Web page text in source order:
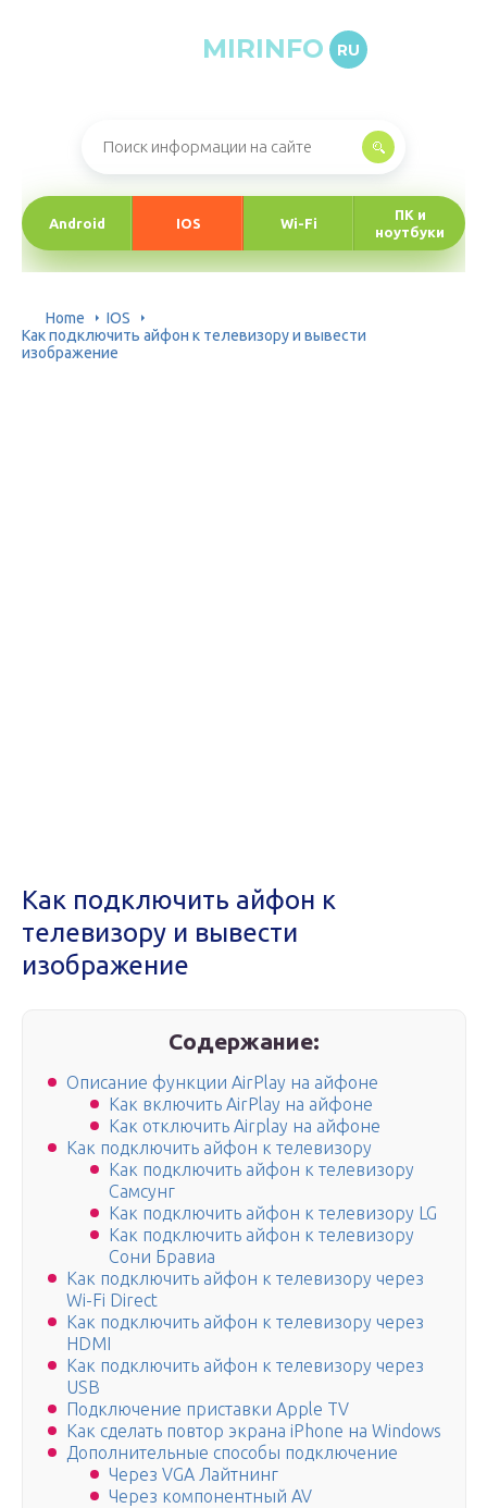
MIRINFO RU
Android IOS Wi-Fi
ПК и
ноутбуки
Home
IOS
Как подключить айфон к телевизору и вывести
изображение
Как подключить айфон к
телевизору и вывести
изображение
Содержание:
Описание функции AirPlay на айфоне
Как включить AirPlay на айфоне
Как отключить Airplay на айфоне
Как подключить айфон к телевизору
Как подключить айфон к телевизору
Самсунг
Как подключить айфон к телевизору LG
Как подключить айфон к телевизору
Сони Бравиа
Как подключить айфон к телевизору через
Wi-Fi Direct
Как подключить айфон к телевизору через
HDMI
Как подключить айфон к телевизору через
USB
Подключение приставки Apple TV
Как сделать повтор экрана iPhone на Windows
Дополнительные способы подключение
Через VGA Лайтнинг
Через компонентный AV